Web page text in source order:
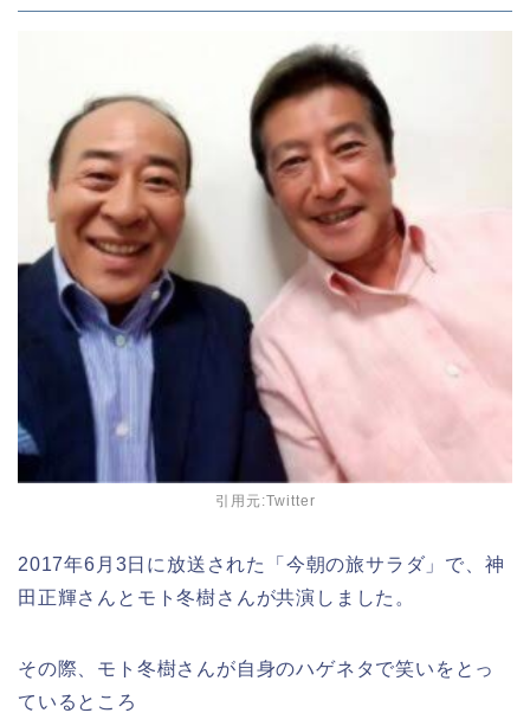
引用元:Twitter
2017年6月3日に放送された「今朝の旅サラダ」で、神
田正輝さんとモト冬樹さんが共演しました。
その際、モト冬樹さんが自身のハゲネタで笑いをとっ
ているところ